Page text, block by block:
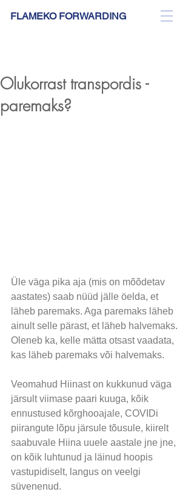
FLAMEKO FORWARDING
Olukorrast transpordis -
paremaks?
Üle väga pika aja (mis on mõõdetav
aastates) saab nüüd jälle öelda, et
läheb paremaks. Aga paremaks läheb
ainult selle pärast, et läheb halvemaks.
Oleneb ka, kelle mätta otsast vaadata,
kas läheb paremaks või halvemaks.
Veomahud Hiinast on kukkunud väga
järsult viimase paari kuuga, kõik
ennustused kõrghooajale, COVIDi
piirangute lõpu järsule tõusule, kiirelt
saabuvale Hiina uuele aastale jne jne,
on kõik luhtunud ja läinud hoopis
vastupidiselt, langus on veelgi
süvenenud.